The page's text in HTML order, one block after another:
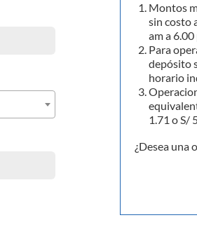
Montos
sin costo
am a 6.00
Para
depósito
horario
1.71 o S/
¿Desea una